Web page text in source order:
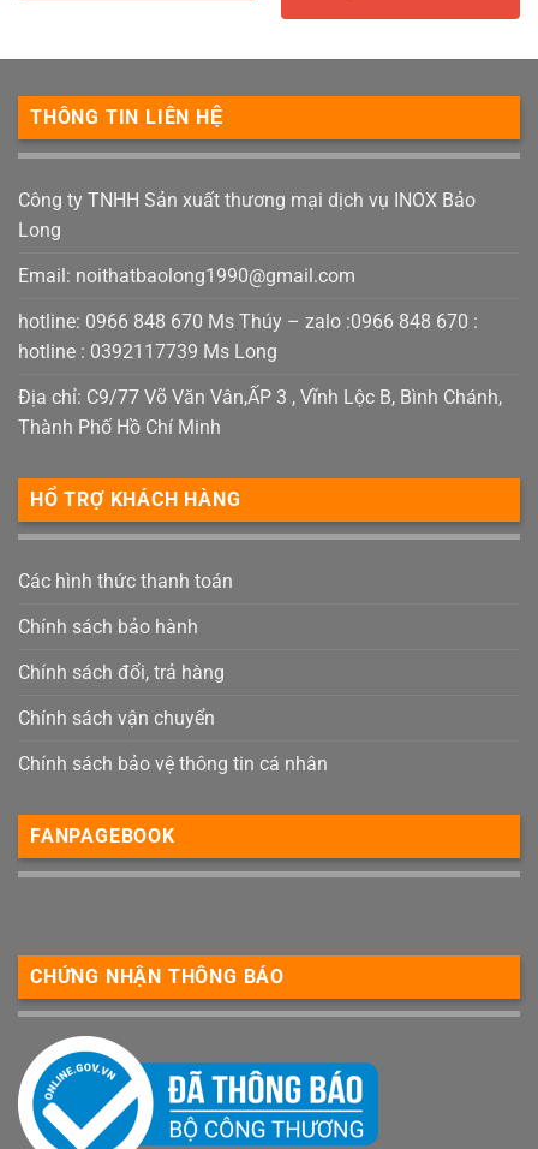
THÔNG TIN LIÊN HỆ
Công ty TNHH Sản xuất thương mại dịch vụ INOX Bảo
Long
Email: noithatbaolong1990@gmail.com
hotline: 0966 848 670 Ms Thúy – zalo :0966 848 670 :
hotline : 0392117739 Ms Long
Địa chỉ: C9/77 Võ Văn Vân,ẤP 3 , Vĩnh Lộc B, Bình Chánh,
Thành Phố Hồ Chí Minh
HỔ TRỢ KHÁCH HÀNG
Các hình thức thanh toán
Chính sách bảo hành
Chính sách đổi, trả hàng
Chính sách vận chuyển
Chính sách bảo vệ thông tin cá nhân
FANPAGEBOOK
CHỨNG NHẬN THÔNG BÁO